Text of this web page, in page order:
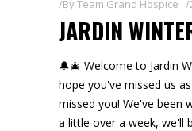
ByTeam Grand Hospice
JARDIN
🔔🎄 Welcome to Jardin
hope you've missed us
missed you! We've been
a little over a week, we'll